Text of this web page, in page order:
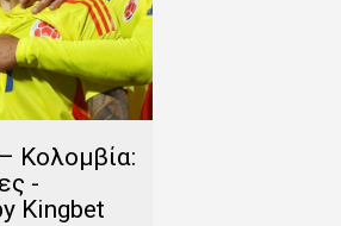
Κολομβία:
-
Kingbet